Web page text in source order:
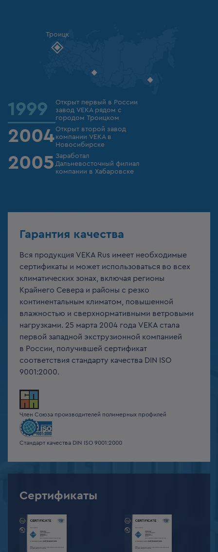
Троицк
1999
Открыт первый в России
завод VEKA рядом с
городом Троицком
2004Открыт второй завод
компании VEKA в
Новосибирске
2005 Заработал
Дальневосточный филиал
компании в Хабаровске
Гарантия качества
Вся продукция VEKA Rus имеет необходимые
сертификаты и может использоваться во всех
климатических зонах, включая регионы
Крайнего Севера и районы с резко
континентальным климатом, повышенной
влажностью и сверхнормативными ветровыми
нагрузками. 25 марта 2004 года VEKA стала
первой западной экструзионной компанией
в России, получившей сертификат
соответствия стандарту качества DIN ISO
9001:2000.
Член Союза производителей полимерных профилей
Стандарт качества DIN ISO 9001:2000
Сертификаты